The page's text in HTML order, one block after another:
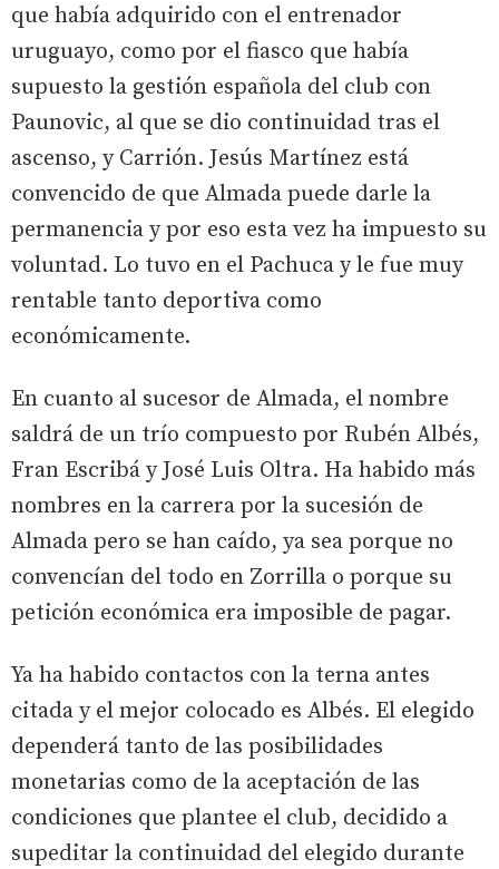
que había adquirido con el entrenador
uruguayo, como por el fiasco que había
supuesto la gestión española del club con
Paunovic, al que se dio continuidad tras el
ascenso, y Carrión. Jesús Martínez está
convencido de que Almada puede darle la
permanencia y por eso esta vez ha impuesto su
voluntad. Lo tuvo en el Pachuca y le fue muy
rentable tanto deportiva como
económicamente.
En cuanto al sucesor de Almada, el nombre
saldrá de un trío compuesto por Rubén Albés,
Fran Escribá y José Luis Oltra. Ha habido más
nombres en la carrera por la sucesión de
Almada pero se han caído, ya sea porque no
convencían del todo en Zorrilla o porque su
petición económica era imposible de pagar.
Ya ha habido contactos con la terna antes
citada y el mejor colocado es Albés. El elegido
dependerá tanto de las posibilidades
monetarias como de la aceptación de las
condiciones que plantee el club, decidido a
supeditar la continuidad del elegido durante